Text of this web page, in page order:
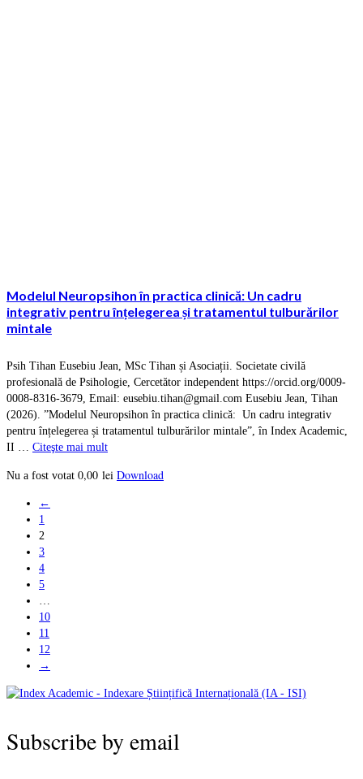
Modelul Neuropsihon în practica clinică: Un cadru
integrativ pentru înțelegerea și tratamentul tulburărilor
mintale
Psih Tihan Eusebiu Jean, MSc Tihan și Asociații. Societate civilă
profesională de Psihologie, Cercetător independent https://orcid.org/0009-
0008-8316-3679, Email: eusebiu.tihan@gmail.com Eusebiu Jean, Tihan
(2026). ”Modelul Neuropsihon în practica clinică: Un cadru integrativ
pentru înțelegerea și tratamentul tulburărilor mintale”, în Index Academic,
II … Citeşte mai mult
Nu a fost votat 0,00 lei Download
←
1
2
3
4
5
10
11
12
→
Subscribe by email